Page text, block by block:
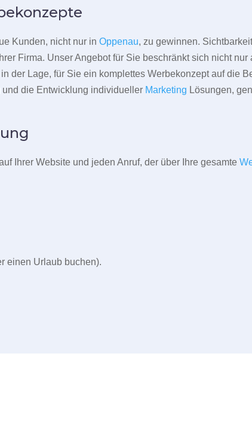
Kunden, nicht nur inOppenau, zu gewinnen.
Firma. Unser Angebot für Sie beschränkt sich nicht nur
der Lage, für Sie ein komplettes Werbekonzept auf die
die Entwicklung individueller Marketing Lösungen,
Ihrer Website und jeden Anruf, der über Ihre gesamte
einen Urlaub buchen).